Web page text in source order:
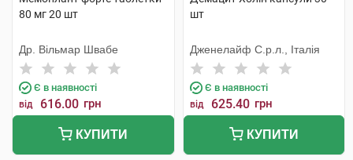
80 мг 20 шт
Др. Вільмар Швабе
Є в наявності
від 616.00 грн
КУПИТИ
шт
Дженелайф С.р.л., Італія
Є в наявності
від 625.40 грн
КУПИТИ